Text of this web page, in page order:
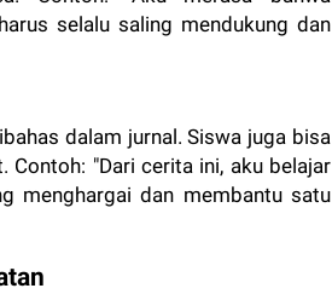
selalu saling mendukung dan
dalam jurnal. Siswa juga bisa
"Dari cerita ini, aku belajar
menghargai dan membantu satu